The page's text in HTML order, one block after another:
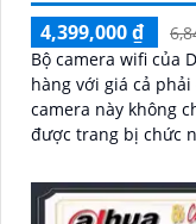
4,399,000 ₫
Bộ camera wifi của
hàng với giá cả phải
camera này không
được trang bị chức